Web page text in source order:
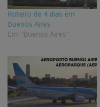
Roteiro de 4 dias em
Buenos Aires
Em "Buenos Aires"